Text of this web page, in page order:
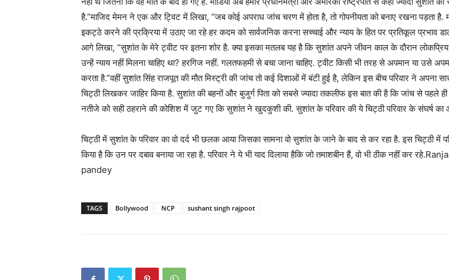
है.”माजिद मेमन ने एक और ट्विट में लिखा, “जब कोई अपराध जांच चरण में होता है, तो गोपनीयता को बनाए रखना पड़ता है.
इकट्ठे करने की प्रक्रिया में उठाए जा रहे हर कदम को सार्वजनिक करना सच्चाई और न्याय के हित पर प्रतिकूल प्रभाव
आगे लिखा, “सुशांत के मेरे ट्वीट पर इतना शोर है. क्या इसका मतलब यह है कि सुशांत अपने जीवन काल के दौरान लोकप्रिय
उन्हें न्याय नहीं मिलना चाहिए था? हरगिज नहीं. गलतफहमी से बचा जाना चाहिए. ट्वीट किसी भी तरह से अपमान या उसे
करता है.”वहीं सुशांत सिंह राजपूत की मौत मिस्ट्री की जांच तो कई दिशाओं में बंटी हुई है, लेकिन इस बीच परिवार ने अपना
चिट्ठी लिखकर जाहिर किया है. सुशांत की बहनों और बुजुर्ग पिता को सबसे ज्यादा तकलीफ इस बात की है कि जांच से पहले
नतीजे को सही ठहराने की कोशिश में जुट गए कि सुशांत ने खुदकुशी की. सुशांत के परिवार की ये चिट्ठी परिवार के संघर्ष का
चिट्ठी में सुशांत के परिवार का वो दर्द भी छलक आया जिसका सामना वो सुशांत के जाने के बाद से कर रहा है. इस चिट्ठी में
किया है कि उन पर दबाव बनाया जा रहा है. परिवार ने ये भी याद दिलाया हैकि जो तमाशबीन हैं, वो भी ठीक नहीं कर
pandey
TAGS Bollywood NCP sushant singh rajpoot